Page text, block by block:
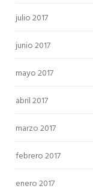
julio 2017
junio 2017
mayo 2017
abril 2017
marzo 2017
febrero 2017
enero 2017